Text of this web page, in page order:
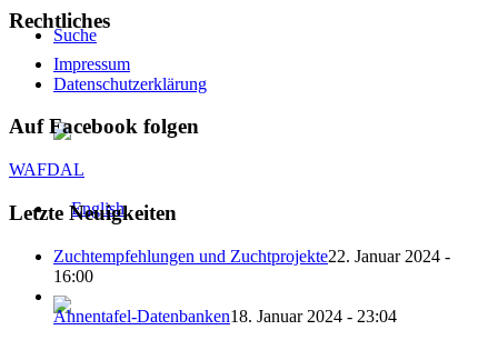
Suche
Rechtliches
Impressum
Datenschutzerklärung
Auf Facebook folgen
WAFDAL
Letzte Neuigkeiten
Zuchtempfehlungen und Zuchtprojekte22. Januar 2024 -
16:00
Ahnentafel-Datenbanken18. Januar 2024 - 23:04